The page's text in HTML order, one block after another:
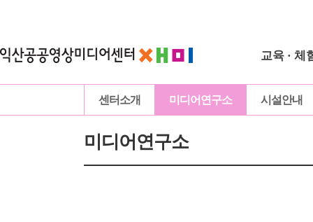
교육 · 체
센터소개 미디어연구소 시설안내
미디어연구소